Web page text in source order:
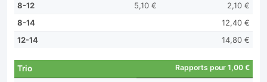
8-12 5,10 €
2,10 €
8-14
12,40 €
12-14
14,80 €
Trio Rapports pour 1,00 €